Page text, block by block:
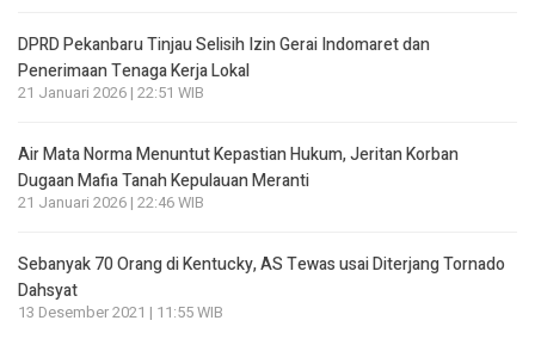
DPRD Pekanbaru Tinjau Selisih Izin Gerai Indomaret dan
Penerimaan Tenaga Kerja Lokal
21 Januari 2026 | 22:51 WIB
Air Mata Norma Menuntut Kepastian Hukum, Jeritan Korban
Dugaan Mafia Tanah Kepulauan Meranti
21 Januari 2026 | 22:46 WIB
Sebanyak 70 Orang di Kentucky, AS Tewas usai Diterjang Tornado
Dahsyat
13 Desember 2021 | 11:55 WIB